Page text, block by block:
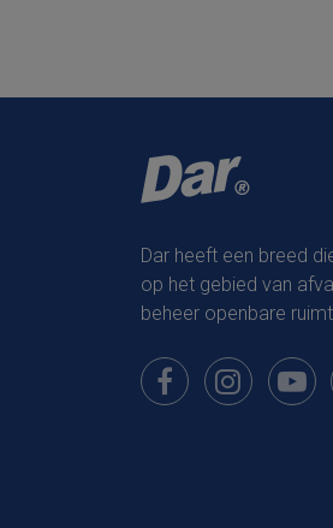
Dar heeft een breed
op het gebied van
beheer openbare
Bekijk onze pagina
Bekijk onze